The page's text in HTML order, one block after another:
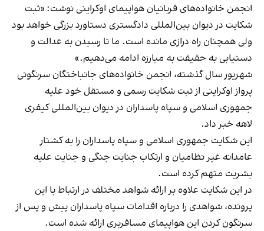
انجمن خانواده‌های قربانیان هواپیمای اوکراینی نوشت: «ثبت
شکایت در دیوان بین‌المللی دادگستری دستاورد بزرگی‌ خواهد بود
ولی همچنان راه درازی مانده است. ما تا رسیدن به عدالت و
دستیابی به حقیقت به مبارزه ادامه می‌دهیم.»
شهریور سال گذشته، انجمن خانواده‌های جانباختگان سرنگونی
پرواز اوکراینی از ثبت شکایت رسمی و مستقل خود علیه
جمهوری اسلامی و سپاه پاسداران در دیوان بین‌المللی کیفری
لاهه خبر داد.
این شکایت جمهوری اسلامی و سپاه پاسداران را به کشتار
عامدانه غیر نظامیان و ارتکاب جنایت جنگی و جنایت علیه
بشریت متهم کرده است.
در این شکایت علاوه بر ارائه شواهد مختلف در ارتباط با این
پرونده، شواهدی را درباره اقدامات سپاه پاسداران پیش و پس از
سرنگون کردن این هواپیمای مسافربری ارائه شده است.